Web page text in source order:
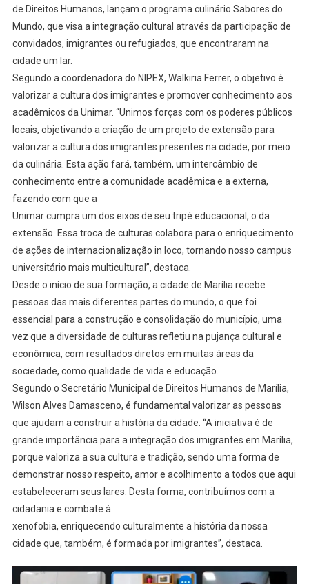
de Direitos Humanos, lançam o programa culinário Sabores do
Mundo, que visa a integração cultural através da participação de
convidados, imigrantes ou refugiados, que encontraram na
cidade um lar.
Segundo a coordenadora do NIPEX, Walkiria Ferrer, o objetivo é
valorizar a cultura dos imigrantes e promover conhecimento aos
acadêmicos da Unimar. “Unimos forças com os poderes públicos
locais, objetivando a criação de um projeto de extensão para
valorizar a cultura dos imigrantes presentes na cidade, por meio
da culinária. Esta ação fará, também, um intercâmbio de
conhecimento entre a comunidade acadêmica e a externa,
fazendo com que a
Unimar cumpra um dos eixos de seu tripé educacional, o da
extensão. Essa troca de culturas colabora para o enriquecimento
de ações de internacionalização in loco, tornando nosso campus
universitário mais multicultural”, destaca.
Desde o início de sua formação, a cidade de Marília recebe
pessoas das mais diferentes partes do mundo, o que foi
essencial para a construção e consolidação do município, uma
vez que a diversidade de culturas refletiu na pujança cultural e
econômica, com resultados diretos em muitas áreas da
sociedade, como qualidade de vida e educação.
Segundo o Secretário Municipal de Direitos Humanos de Marília,
Wilson Alves Damasceno, é fundamental valorizar as pessoas
que ajudam a construir a história da cidade. “A iniciativa é de
grande importância para a integração dos imigrantes em Marília,
porque valoriza a sua cultura e tradição, sendo uma forma de
demonstrar nosso respeito, amor e acolhimento a todos que aqui
estabeleceram seus lares. Desta forma, contribuímos com a
cidadania e combate à
xenofobia, enriquecendo culturalmente a história da nossa
cidade que, também, é formada por imigrantes”, destaca.